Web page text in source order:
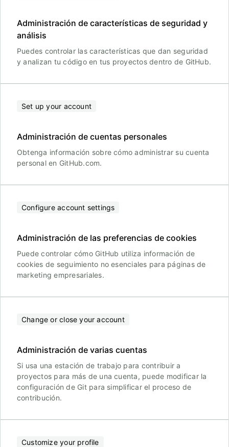
Administración de características de seguridad y
análisis
Puedes controlar las características que dan seguridad
y analizan tu código en tus proyectos dentro de GitHub.
Set up your account
Administración de cuentas personales
Obtenga información sobre cómo administrar su cuenta
personal en GitHub.com.
Configure account settings
Administración de las preferencias de cookies
Puede controlar cómo GitHub utiliza información de
cookies de seguimiento no esenciales para páginas de
marketing empresariales.
Change or close your account
Administración de varias cuentas
Si usa una estación de trabajo para contribuir a
proyectos para más de una cuenta, puede modificar la
configuración de Git para simplificar el proceso de
contribución.
Customize your profile